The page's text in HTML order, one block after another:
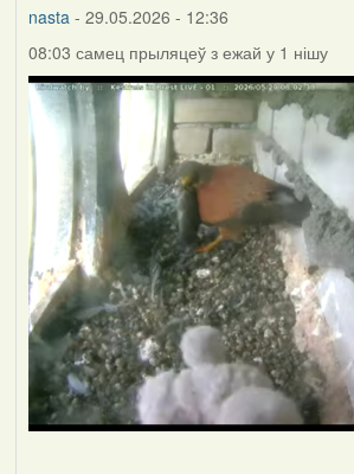
nasta - 29.05.2026 - 12:36
08:03 самец прыляцеў з ежай у 1 нішу